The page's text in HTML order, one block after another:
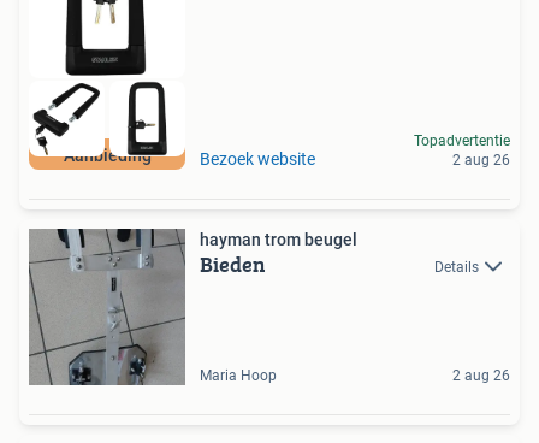
Aanbieding Bezoek website
Topadvertentie
2 aug 26
hayman trom beugel
Bieden Details
Maria Hoop 2 aug 26